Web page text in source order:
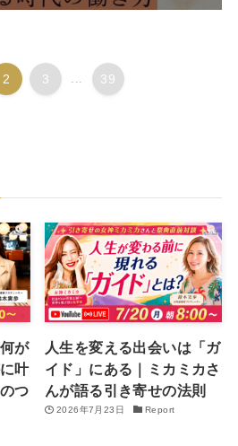
2 3 ... 39
が
叶
つ
人生を変える出会いは「ガ
イド」にある｜ミカミカさ
んが語る引き寄せの法則
2026年7月23日 Report